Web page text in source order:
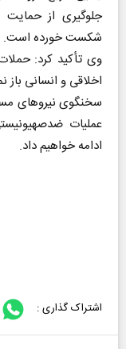
جلوگیری از
شکست خورده است.
وی تأکید کرد:
اخلاقی و انسانی باز
سخنگوی نیروهای
عملیات
ادامه خواهیم داد.
اشتراک گذاری :